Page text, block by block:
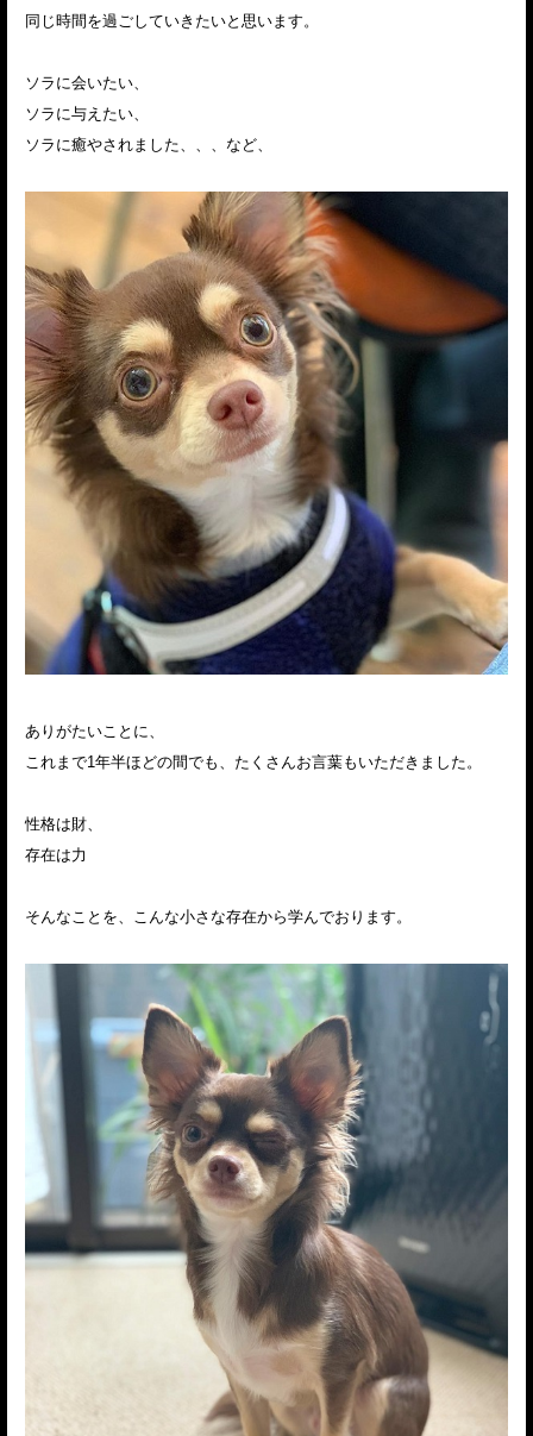
同じ時間を過ごしていきたいと思います。
ソラに会いたい、
ソラに与えたい、
ソラに癒やされました、、、など、
ありがたいことに、
これまで1年半ほどの間でも、たくさんお言葉もいただきました。
性格は財、
存在は力
そんなことを、こんな小さな存在から学んでおります。